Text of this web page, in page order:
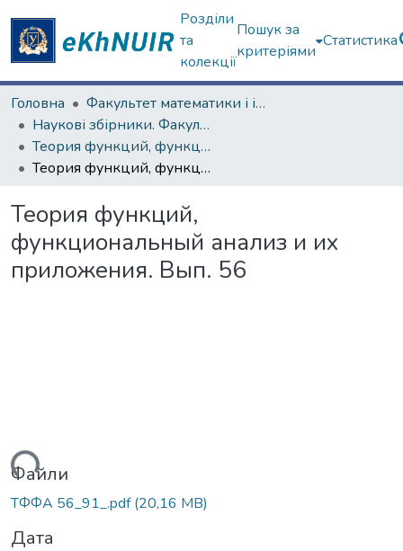
Розділи
та
колекції
Пошук за
критеріями
Статистика
Головна
Факультет математики і інформатики
Наукові збірники. Факультет математики і інформатики
Теория функций, функциональный анализ и их приложения (1965–1985 гг.)
Теория функций, функциональный анализ и их приложения. Вып. 56
Теория функций,
функциональный анализ и их
приложения. Вып. 56
Файли
ТФФА 56_91_.pdf(20,16 MB)
Дата